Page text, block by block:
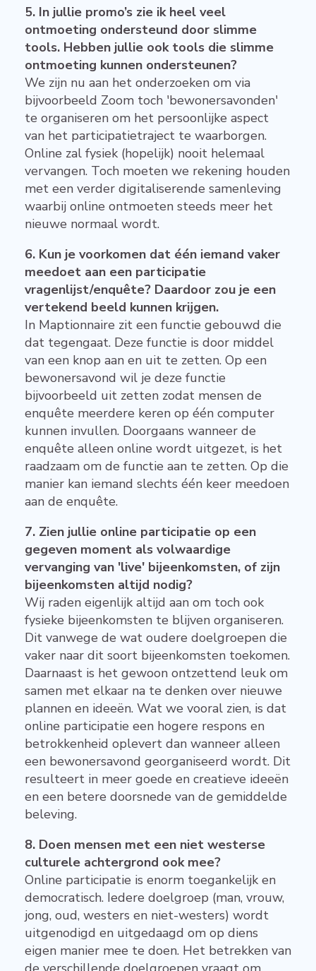
5. In jullie promo’s zie ik heel veel
ontmoeting ondersteund door slimme
tools. Hebben jullie ook tools die slimme
ontmoeting kunnen ondersteunen?
We zijn nu aan het onderzoeken om via
bijvoorbeeld Zoom toch 'bewonersavonden'
te organiseren om het persoonlijke aspect
van het participatietraject te waarborgen.
Online zal fysiek (hopelijk) nooit helemaal
vervangen. Toch moeten we rekening houden
met een verder digitaliserende samenleving
waarbij online ontmoeten steeds meer het
nieuwe normaal wordt.
6. Kun je voorkomen dat één iemand vaker
meedoet aan een participatie
vragenlijst/enquête? Daardoor zou je een
vertekend beeld kunnen krijgen.
In Maptionnaire zit een functie gebouwd die
dat tegengaat. Deze functie is door middel
van een knop aan en uit te zetten. Op een
bewonersavond wil je deze functie
bijvoorbeeld uit zetten zodat mensen de
enquête meerdere keren op één computer
kunnen invullen. Doorgaans wanneer de
enquête alleen online wordt uitgezet, is het
raadzaam om de functie aan te zetten. Op die
manier kan iemand slechts één keer meedoen
aan de enquête.
7. Zien jullie online participatie op een
gegeven moment als volwaardige
vervanging van 'live' bijeenkomsten, of zijn
bijeenkomsten altijd nodig?
Wij raden eigenlijk altijd aan om toch ook
fysieke bijeenkomsten te blijven organiseren.
Dit vanwege de wat oudere doelgroepen die
vaker naar dit soort bijeenkomsten toekomen.
Daarnaast is het gewoon ontzettend leuk om
samen met elkaar na te denken over nieuwe
plannen en ideeën. Wat we vooral zien, is dat
online participatie een hogere respons en
betrokkenheid oplevert dan wanneer alleen
een bewonersavond georganiseerd wordt. Dit
resulteert in meer goede en creatieve ideeën
en een betere doorsnede van de gemiddelde
beleving.
8. Doen mensen met een niet westerse
culturele achtergrond ook mee?
Online participatie is enorm toegankelijk en
democratisch. Iedere doelgroep (man, vrouw,
jong, oud, westers en niet-westers) wordt
uitgenodigd en uitgedaagd om op diens
eigen manier mee te doen. Het betrekken van